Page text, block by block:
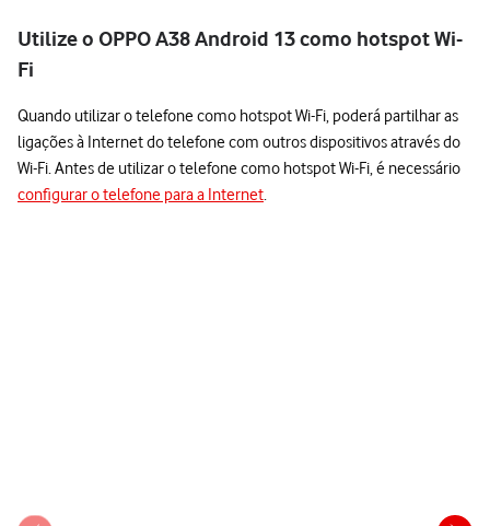
Utilize o OPPO A38 Android 13 como hotspot Wi-
Fi
Quando utilizar o telefone como hotspot Wi-Fi, poderá partilhar as
ligações à Internet do telefone com outros dispositivos através do
Wi-Fi. Antes de utilizar o telefone como hotspot Wi-Fi, é necessário
configurar o telefone para a Internet.